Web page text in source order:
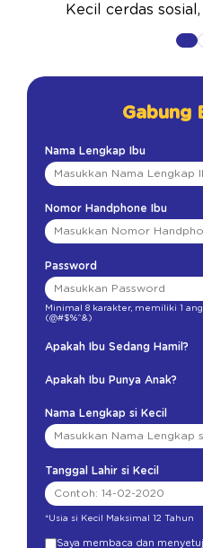
Kecil cerdas
Gabung
Nama Lengkap Ibu
Nomor Handphone Ibu
Password
Minimal 8 karakter, memiliki 1
(@#$%^&)
Apakah Ibu Sedang Hamil?
Apakah Ibu Punya Anak?
Nama Lengkap si Kecil
Tanggal Lahir si Kecil
*Usia si Kecil Maksimal 12 Tahun
Saya membaca dan